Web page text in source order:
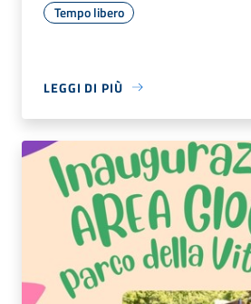
Tempo libero
LEGGI DI PIÙ